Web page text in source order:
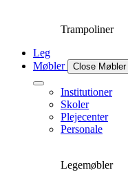
Trampoliner
Leg
Møbler
Close Møbler
Institutioner
Skoler
Plejecenter
Personale
Legemøbler